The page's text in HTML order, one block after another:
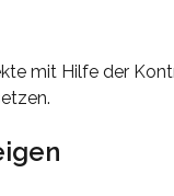
mit Hilfe der